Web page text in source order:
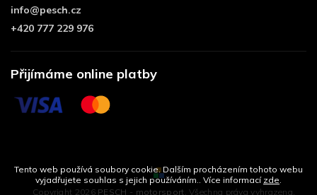
Tento web používá soubory cookie. Dalším procházením tohoto webu
vyjadřujete souhlas s jejich používáním.. Více informací zde.
info@pesch.cz
+420 777 229 976
Přijímáme online platby
Copyright 2026 PESCH - motorsport. Všechna práva vyhrazena.